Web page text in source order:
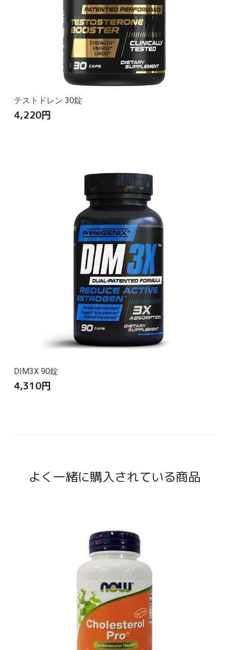
テストドレン 30錠
4,220円
DIM3X 90錠
4,310円
よく一緒に購入されている商品